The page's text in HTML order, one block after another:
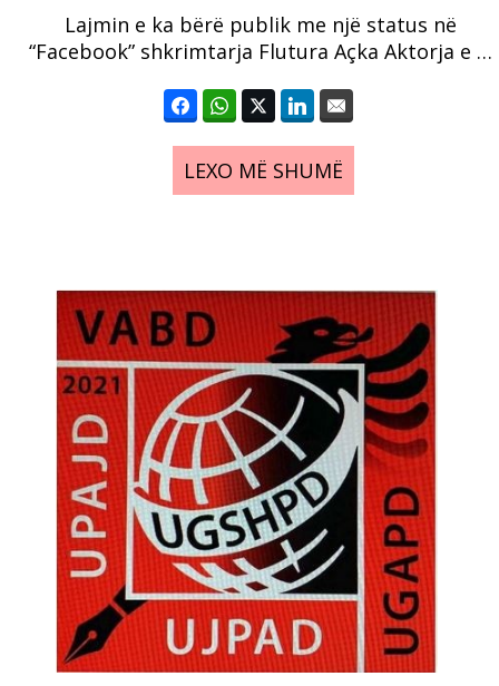
Lajmin e ka bërë publik me një status në
“Facebook” shkrimtarja Flutura Açka Aktorja e …
LEXO MË SHUMË